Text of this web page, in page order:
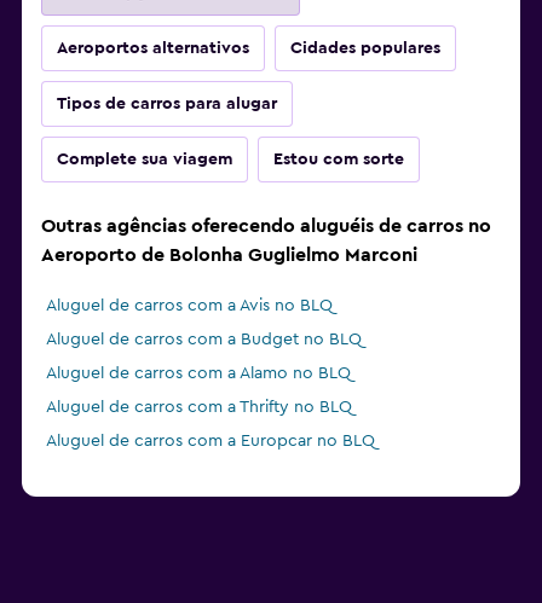
Aeroportos alternativos Cidades populares
Tipos de carros para alugar
Complete sua viagem Estou com sorte
Outras agências oferecendo aluguéis de carros no
Aeroporto de Bolonha Guglielmo Marconi
Aluguel de carros com a Avis no BLQ
Aluguel de carros com a Budget no BLQ
Aluguel de carros com a Alamo no BLQ
Aluguel de carros com a Thrifty no BLQ
Aluguel de carros com a Europcar no BLQ